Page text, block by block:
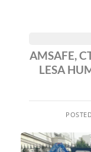
AMSAFE,
LESA